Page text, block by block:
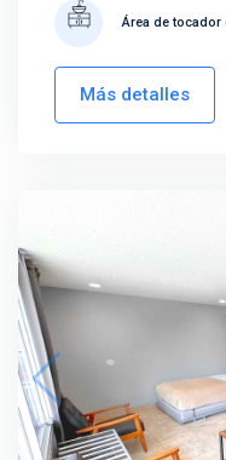
Área de
Más detalles